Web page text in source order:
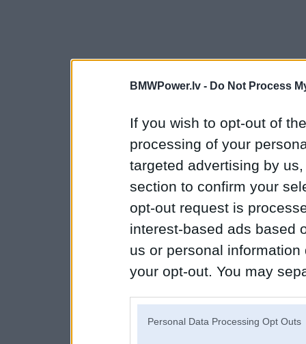
BMWPower.lv - Do Not Process
If you wish to opt-out of
processing of your
targeted advertising by
section to confirm your
opt-out request is
interest-based ads based
us or personal
your opt-out. You may
Personal Data Processing Opt Outs